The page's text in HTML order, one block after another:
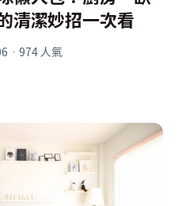
清潔妙招一次看
· 974人氣